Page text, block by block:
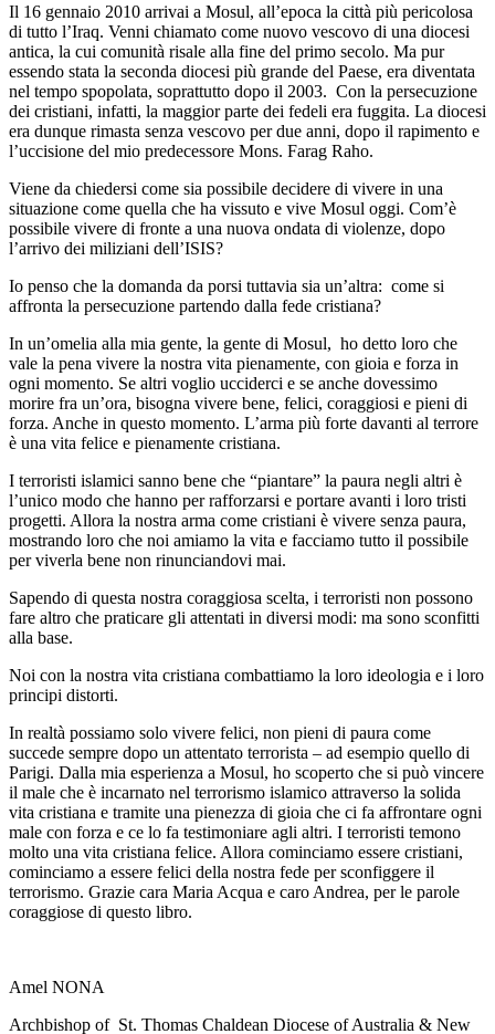
Il 16 gennaio 2010 arrivai a Mosul, all’epoca la città più pericolosa
di tutto l’Iraq. Venni chiamato come nuovo vescovo di una diocesi
antica, la cui comunità risale alla fine del primo secolo. Ma pur
essendo stata la seconda diocesi più grande del Paese, era diventata
nel tempo spopolata, soprattutto dopo il 2003. Con la persecuzione
dei cristiani, infatti, la maggior parte dei fedeli era fuggita. La diocesi
era dunque rimasta senza vescovo per due anni, dopo il rapimento e
l’uccisione del mio predecessore Mons. Farag Raho.
Viene da chiedersi come sia possibile decidere di vivere in una
situazione come quella che ha vissuto e vive Mosul oggi. Com’è
possibile vivere di fronte a una nuova ondata di violenze, dopo
l’arrivo dei miliziani dell’ISIS?
Io penso che la domanda da porsi tuttavia sia un’altra: come si
affronta la persecuzione partendo dalla fede cristiana?
In un’omelia alla mia gente, la gente di Mosul, ho detto loro che
vale la pena vivere la nostra vita pienamente, con gioia e forza in
ogni momento. Se altri voglio ucciderci e se anche dovessimo
morire fra un’ora, bisogna vivere bene, felici, coraggiosi e pieni di
forza. Anche in questo momento. L’arma più forte davanti al terrore
è una vita felice e pienamente cristiana.
I terroristi islamici sanno bene che “piantare” la paura negli altri è
l’unico modo che hanno per rafforzarsi e portare avanti i loro tristi
progetti. Allora la nostra arma come cristiani è vivere senza paura,
mostrando loro che noi amiamo la vita e facciamo tutto il possibile
per viverla bene non rinunciandovi mai.
Sapendo di questa nostra coraggiosa scelta, i terroristi non possono
fare altro che praticare gli attentati in diversi modi: ma sono sconfitti
alla base.
Noi con la nostra vita cristiana combattiamo la loro ideologia e i loro
principi distorti.
In realtà possiamo solo vivere felici, non pieni di paura come
succede sempre dopo un attentato terrorista – ad esempio quello di
Parigi. Dalla mia esperienza a Mosul, ho scoperto che si può vincere
il male che è incarnato nel terrorismo islamico attraverso la solida
vita cristiana e tramite una pienezza di gioia che ci fa affrontare ogni
male con forza e ce lo fa testimoniare agli altri. I terroristi temono
molto una vita cristiana felice. Allora cominciamo essere cristiani,
cominciamo a essere felici della nostra fede per sconfiggere il
terrorismo. Grazie cara Maria Acqua e caro Andrea, per le parole
coraggiose di questo libro.
Amel NONA
Archbishop of St. Thomas Chaldean Diocese of Australia & New